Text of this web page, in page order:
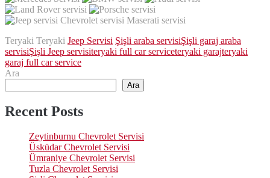
Teryaki Teryaki Jeep Servisi Şişli araba servisiŞişli garaj araba
servisiŞişli Jeep servisiteryaki full car serviceteryaki garajteryaki
garaj full car service
Ara
Ara
Recent Posts
Zeytinburnu Chevrolet Servisi
Üsküdar Chevrolet Servisi
Ümraniye Chevrolet Servisi
Tuzla Chevrolet Servisi